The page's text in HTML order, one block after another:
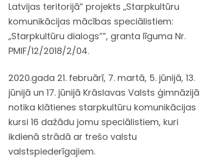
Latvijas teritorijā” projekts „Starpkultūru
komunikācijas mācības speciālistiem:
„Starpkultūru dialogs””, granta līguma Nr.
PMIF/12/2018/2/04.
2020.gada 21. februārī, 7. martā, 5. jūnijā, 13.
jūnijā un 17. jūnijā Krāslavas Valsts ģimnāzijā
notika klātienes starpkultūru komunikācijas
kursi 16 dažādu jomu speciālistiem, kuri
ikdienā strādā ar trešo valstu
valstspiederīgajiem.